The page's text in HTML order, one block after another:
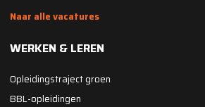
Naar alle vacatures
WERKEN & LEREN
Opleidingstraject groen
BBL-opleidingen